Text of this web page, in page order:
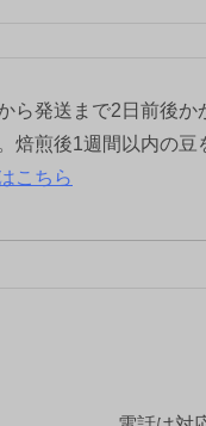
ら発送まで2日前後か
焙煎後1週間以内の豆
こちら